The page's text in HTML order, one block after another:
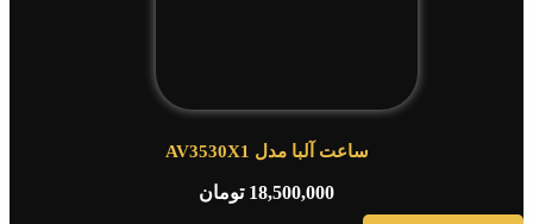
ساعت آلبا مدل AV3530X1
18,500,000 تومان